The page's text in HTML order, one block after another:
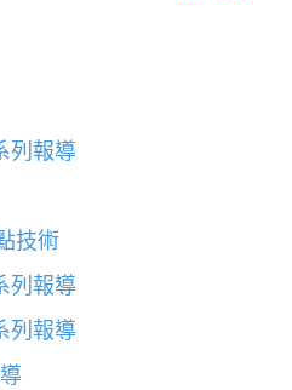
列報導
技術
列報導
列報導